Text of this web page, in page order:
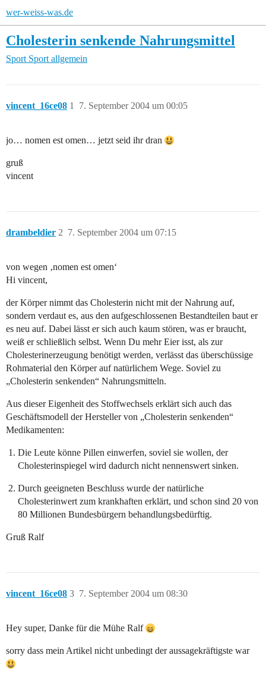
wer-weiss-was.de
Cholesterin senkende Nahrungsmittel
Sport Sport allgemein
vincent_16ce08 7. September 2004 um 00:05
1
jo… nomen est omen… jetzt seid ihr dran
gruß
vincent
drambeldier 7. September 2004 um 07:15
2
von wegen ‚nomen est omen‘
Hi vincent,
der Körper nimmt das Cholesterin nicht mit der Nahrung auf,
sondern verdaut es, aus den aufgeschlossenen Bestandteilen baut er
es neu auf. Dabei lässt er sich auch kaum stören, was er braucht,
weiß er schließlich selbst. Wenn Du mehr Eier isst, als zur
Cholesterinerzeugung benötigt werden, verlässt das überschüssige
Rohmaterial den Körper auf natürlichem Wege. Soviel zu
„Cholesterin senkenden“ Nahrungsmitteln.
Aus dieser Eigenheit des Stoffwechsels erklärt sich auch das
Geschäftsmodell der Hersteller von „Cholesterin senkenden“
Medikamenten:
Die Leute könne Pillen einwerfen, soviel sie wollen, der
Cholesterinspiegel wird dadurch nicht nennenswert sinken.
Durch geeigneten Beschluss wurde der natürliche
Cholesterinwert zum krankhaften erklärt, und schon sind 20 von
80 Millionen Bundesbürgern behandlungsbedürftig.
Gruß Ralf
vincent_16ce08 7. September 2004 um 08:30
3
Hey super, Danke für die Mühe Ralf
sorry dass mein Artikel nicht unbedingt der aussagekräftigste war